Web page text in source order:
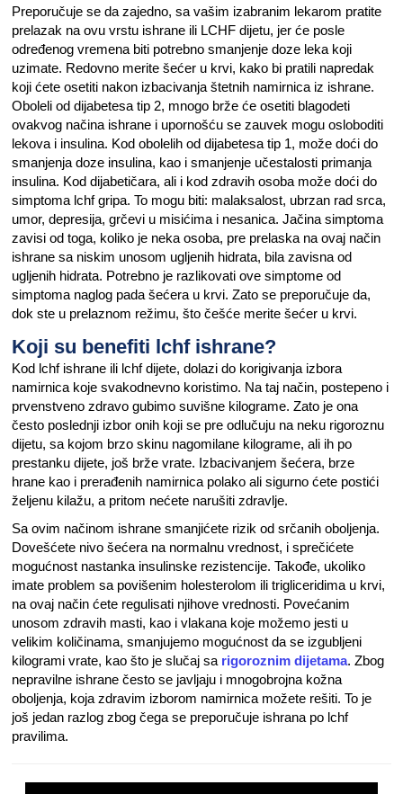
Preporučuje se da zajedno, sa vašim izabranim lekarom pratite
prelazak na ovu vrstu ishrane ili LCHF dijetu, jer će posle
određenog vremena biti potrebno smanjenje doze leka koji
uzimate. Redovno merite šećer u krvi, kako bi pratili napredak
koji ćete osetiti nakon izbacivanja štetnih namirnica iz ishrane.
Oboleli od dijabetesa tip 2, mnogo brže će osetiti blagodeti
ovakvog načina ishrane i upornošću se zauvek mogu osloboditi
lekova i insulina. Kod obolelih od dijabetesa tip 1, može doći do
smanjenja doze insulina, kao i smanjenje učestalosti primanja
insulina. Kod dijabetičara, ali i kod zdravih osoba može doći do
simptoma lchf gripa. To mogu biti: malaksalost, ubrzan rad srca,
umor, depresija, grčevi u misićima i nesanica. Jačina simptoma
zavisi od toga, koliko je neka osoba, pre prelaska na ovaj način
ishrane sa niskim unosom ugljenih hidrata, bila zavisna od
ugljenih hidrata. Potrebno je razlikovati ove simptome od
simptoma naglog pada šećera u krvi. Zato se preporučuje da,
dok ste u prelaznom režimu, što češće merite šećer u krvi.
Koji su benefiti lchf ishrane?
Kod lchf ishrane ili lchf dijete, dolazi do korigivanja izbora
namirnica koje svakodnevno koristimo. Na taj način, postepeno i
prvenstveno zdravo gubimo suvišne kilograme. Zato je ona
često poslednji izbor onih koji se pre odlučuju na neku rigoroznu
dijetu, sa kojom brzo skinu nagomilane kilograme, ali ih po
prestanku dijete, još brže vrate. Izbacivanjem šećera, brze
hrane kao i prerađenih namirnica polako ali sigurno ćete postići
željenu kilažu, a pritom nećete narušiti zdravlje.
Sa ovim načinom ishrane smanjićete rizik od srčanih oboljenja.
Dovešćete nivo šećera na normalnu vrednost, i sprečićete
mogućnost nastanka insulinske rezistencije. Takođe, ukoliko
imate problem sa povišenim holesterolom ili trigliceridima u krvi,
na ovaj način ćete regulisati njihove vrednosti. Povećanim
unosom zdravih masti, kao i vlakana koje možemo jesti u
velikim količinama, smanjujemo mogućnost da se izgubljeni
kilogrami vrate, kao što je slučaj sa rigoroznim dijetama. Zbog
nepravilne ishrane često se javljaju i mnogobrojna kožna
oboljenja, koja zdravim izborom namirnica možete rešiti. To je
još jedan razlog zbog čega se preporučuje ishrana po lchf
pravilima.